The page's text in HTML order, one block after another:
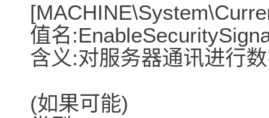
值名
含义:对服务器通讯进行
(如果可能)